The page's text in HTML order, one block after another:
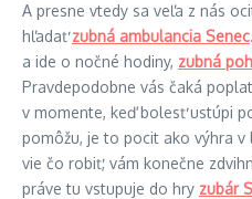
A presne vtedy sa veľa z nás
hľadaťzubná ambulancia Senec
a ide o nočné hodiny, zubná
Pravdepodobne vás čaká
v momente, keď bolesť ustúpi
pomôžu, je to pocit ako výhra
vie čo robiť, vám konečne
práve tu vstupuje do hry zubár